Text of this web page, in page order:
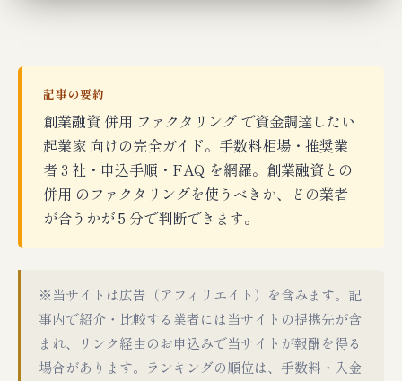
記事の要約
創業融資 併用 ファクタリング で資金調達したい
起業家 向けの完全ガイド。手数料相場・推奨業
者 3 社・申込手順・FAQ を網羅。創業融資との
併用 のファクタリングを使うべきか、どの業者
が合うかが 5 分で判断できます。
※当サイトは広告（アフィリエイト）を含みます。記
事内で紹介・比較する業者には当サイトの提携先が含
まれ、リンク経由のお申込みで当サイトが報酬を得る
場合があります。ランキングの順位は、手数料・入金